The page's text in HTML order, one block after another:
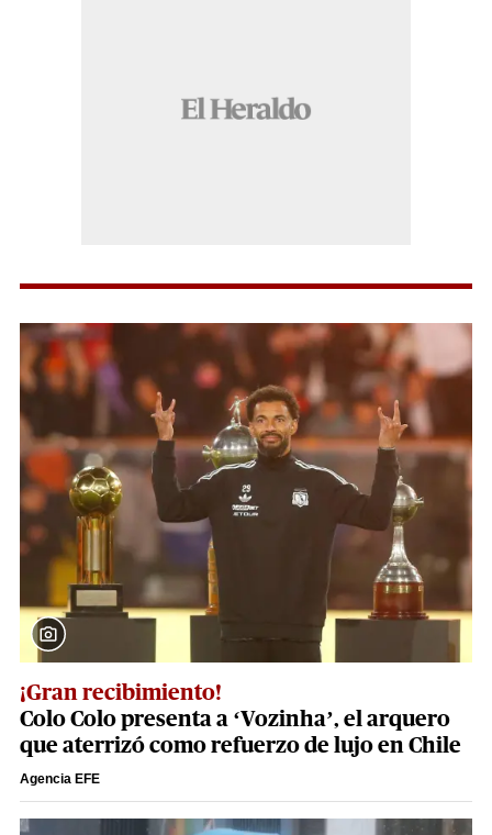
¡Gran recibimiento!
Colo Colo presenta a ‘Vozinha’, el arquero
que aterrizó como refuerzo de lujo en Chile
Agencia EFE